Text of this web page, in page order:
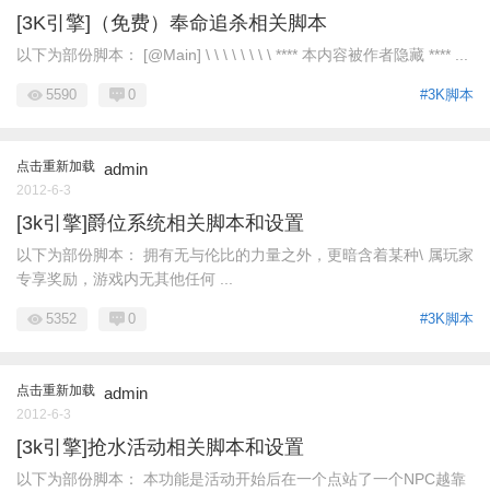
[3K引擎]（免费）奉命追杀相关脚本
以下为部份脚本： [@Main] \ \ \ \ \ \ \ \ **** 本内容被作者隐藏 **** ...
#3K脚本
5590 0
点击重新加载 admin
2012-6-3
[3k引擎]爵位系统相关脚本和设置
以下为部份脚本： 拥有无与伦比的力量之外，更暗含着某种\ 属玩家
专享奖励，游戏内无其他任何 ...
#3K脚本
5352 0
点击重新加载 admin
2012-6-3
[3k引擎]抢水活动相关脚本和设置
以下为部份脚本： 本功能是活动开始后在一个点站了一个NPC越靠